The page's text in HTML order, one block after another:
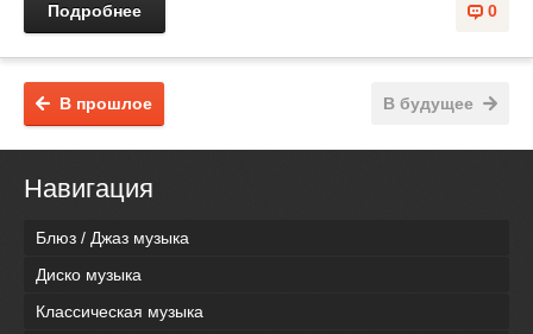
0
Подробнее
В будущее
В прошлое
Навигация
Блюз / Джаз музыка
Диско музыка
Классическая музыка